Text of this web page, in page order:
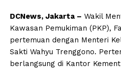
DCNews, Jakarta – Wakil
Kawasan Pemukiman (PKP),
pertemuan dengan Menteri
Sakti Wahyu Trenggono.
berlangsung di Kantor